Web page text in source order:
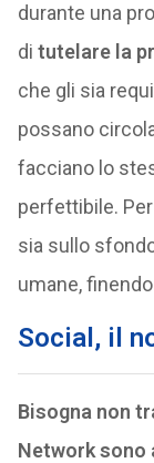
durante una
di tutelare la
che gli sia
possano
facciano lo
perfettibile.
sia sullo
umane,
Social, il
Bisogna non
Network sono